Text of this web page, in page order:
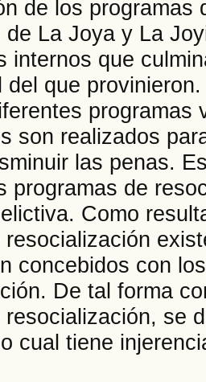
de los
de La Joya y La
internos que
del que
son realizados
las penas.
programas de
Como
resocialización
concebidos con
De tal forma
resocialización, se
cual tiene